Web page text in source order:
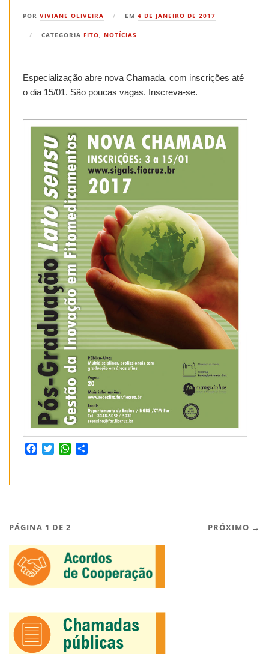
POR VIVIANE OLIVEIRA EM 4 DE JANEIRO DE 2017
CATEGORIA FITO, NOTÍCIAS
Especialização abre nova Chamada, com inscrições até
o dia 15/01. São poucas vagas. Inscreva-se.
Facebook
TwitterWhatsApp
PÁGINA 1 DE 2 PRÓXIMO →